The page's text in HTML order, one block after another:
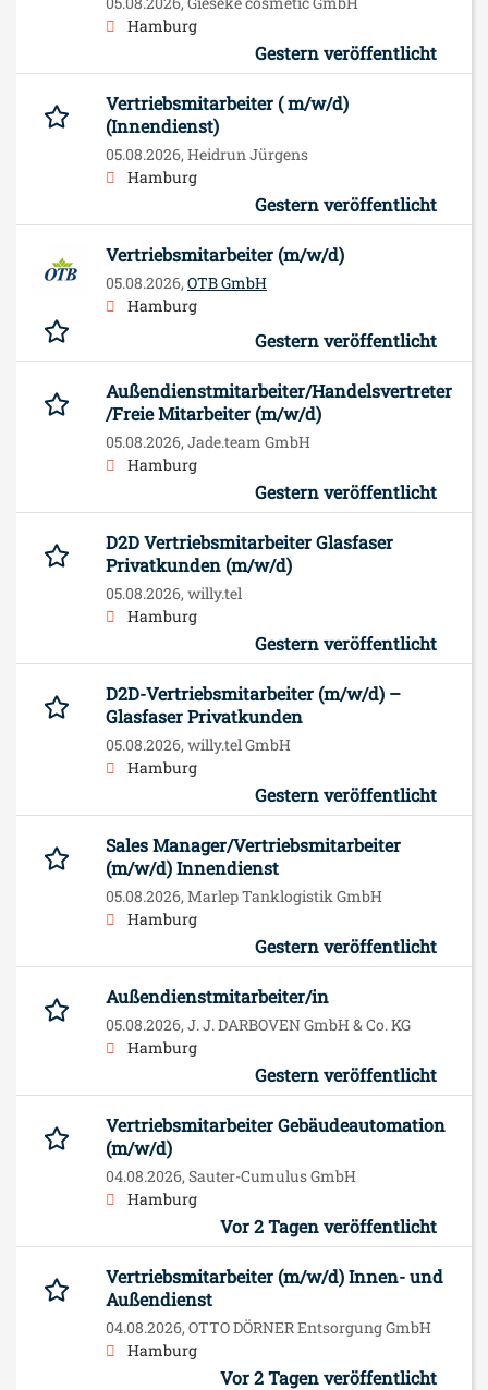
Hamburg
Gestern veröffentlicht
Vertriebsmitarbeiter ( m/w/d)
(Innendienst)
05.08.2026, Heidrun Jürgens
Hamburg
Gestern veröffentlicht
Vertriebsmitarbeiter (m/w/d)
05.08.2026, OTB GmbH
Hamburg
Gestern veröffentlicht
Außendienstmitarbeiter/Handelsvertreter
/Freie Mitarbeiter (m/w/d)
05.08.2026, Jade.team GmbH
Hamburg
Gestern veröffentlicht
D2D Vertriebsmitarbeiter Glasfaser
Privatkunden (m/w/d)
05.08.2026, willy.tel
Hamburg
Gestern veröffentlicht
D2D-Vertriebsmitarbeiter (m/w/d) –
Glasfaser Privatkunden
05.08.2026, willy.tel GmbH
Hamburg
Gestern veröffentlicht
Sales Manager/Vertriebsmitarbeiter
(m/w/d) Innendienst
05.08.2026, Marlep Tanklogistik GmbH
Hamburg
Gestern veröffentlicht
Außendienstmitarbeiter/in
05.08.2026, J. J. DARBOVEN GmbH & Co. KG
Hamburg
Gestern veröffentlicht
Vertriebsmitarbeiter Gebäudeautomation
(m/w/d)
04.08.2026, Sauter-Cumulus GmbH
Hamburg
Vor 2 Tagen veröffentlicht
Vertriebsmitarbeiter (m/w/d) Innen- und
Außendienst
04.08.2026, OTTO DÖRNER Entsorgung GmbH
Hamburg
Vor 2 Tagen veröffentlicht